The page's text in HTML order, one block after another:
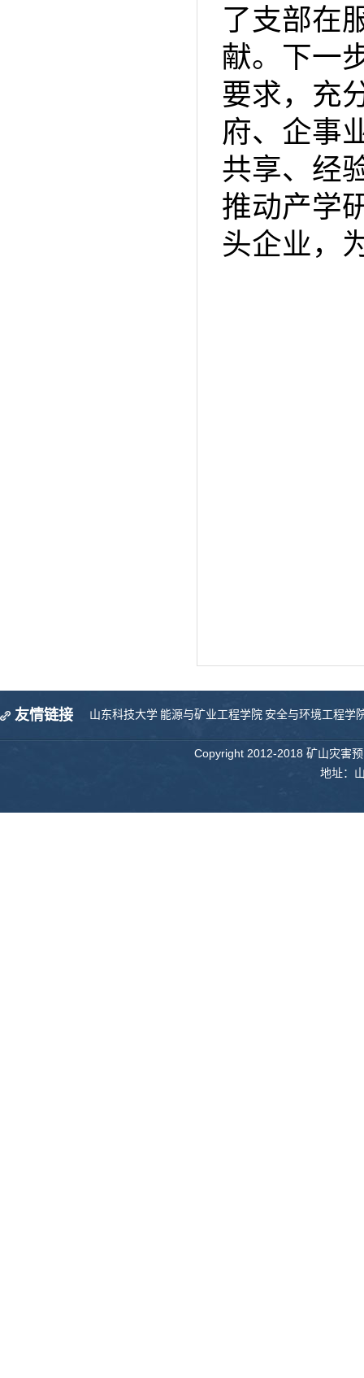
了支部在
献。下一
要求，充
府、企事
共享、经
推动产学
头企业，
友情链接 山东科技大学 能源与矿业工程学院 安全与环境工程学
Copyright 2012-2018 矿山灾害
地址：